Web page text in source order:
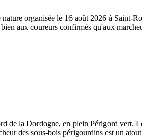
nature organisée le 16 août 2026 à
aux coureurs confirmés qu'aux
de la Dordogne, en plein Périgord vert.
des sous-bois périgourdins est un